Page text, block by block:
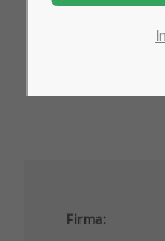
376-293 City
San
Firma: